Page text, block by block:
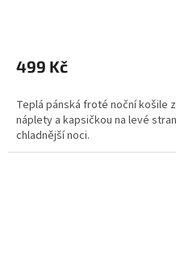
499 Kč
Teplá pánská froté noční košile
náplety a kapsičkou na levé
chladnější noci.